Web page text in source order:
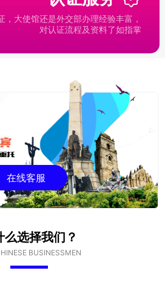
，大使馆还是外交部办理经验丰富，
对认证流程及资料了如指掌
在线客服
么选择我们？
BUSINESSMEN